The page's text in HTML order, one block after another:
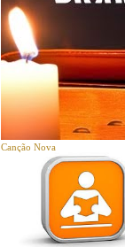
Canção Nova